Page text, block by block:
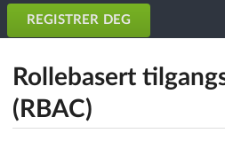
REGISTRER DEG
Rollebasert
(RBAC)